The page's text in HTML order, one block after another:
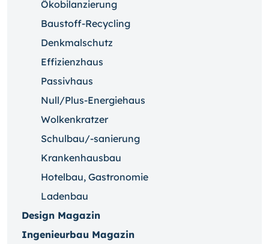
Ökobilanzierung
Baustoff-Recycling
Denkmalschutz
Effizienzhaus
Passivhaus
Null/Plus-Energiehaus
Wolkenkratzer
Schulbau/-sanierung
Krankenhausbau
Hotelbau, Gastronomie
Ladenbau
Design Magazin
Ingenieurbau Magazin